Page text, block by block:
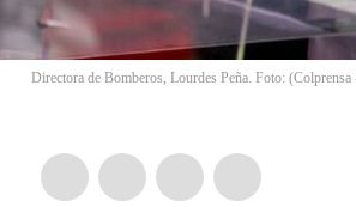
Directora de Bomberos, Lourdes Peña. Foto: